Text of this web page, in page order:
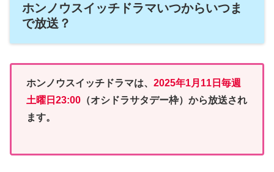
ホンノウスイッチドラマいつからいつま
で放送？
ホンノウスイッチドラマは、 2025年1月11日毎週
土曜日23:00 （オシドラサタデー枠）から放送され
ます。